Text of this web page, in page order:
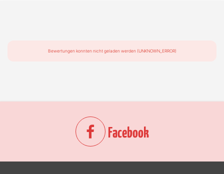
Bewertungen konnten nicht geladen werden (UNKNOWN_ERROR)
Facebook